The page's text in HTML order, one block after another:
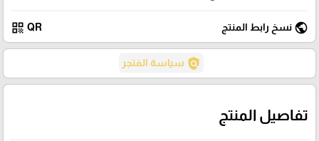
public نسخ رابط المنتج QR
qr_code
policy سياسة المَتجر
تفاصيل المنتج